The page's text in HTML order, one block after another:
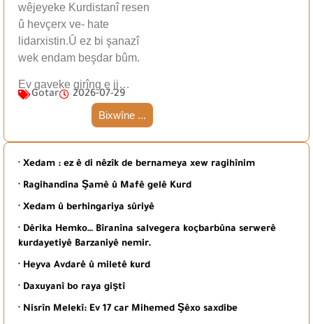
wêjeyeke Kurdistanî resen
û hevçerx ve- hate
lidarxistin.Û ez bi şanazî
wek endam beşdar bûm.
Ev gaveke girîng e ji…
Gotar 2026-07-29
Bixwîne ...
· Xedam : ez ê di nêzîk de bernameya xew ragihînim
· Ragihandina Şamê û Mafê gelê Kurd
· Xedam û berhingariya sûriyê
· Dêrika Hemko… Bîranîna salvegera koçbarbûna serwerê
kurdayetiyê Barzaniyê nemir.
· Heyva Avdarê û miletê kurd
· Daxuyanî bo raya giştî
· Nisrîn Melekî: Ev 17 car Mihemed Şêxo saxdibe